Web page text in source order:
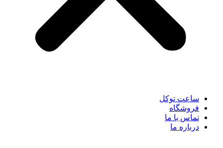
ساعت توکل
فروشگاه
تماس با ما
درباره ما